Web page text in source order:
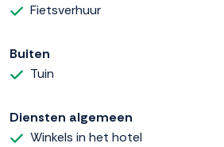
Fietsverhuur
Buiten
Tuin
Diensten algemeen
Winkels in het hotel